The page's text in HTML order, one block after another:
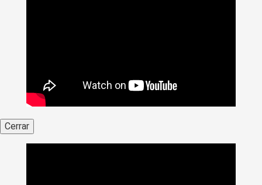
Cerrar